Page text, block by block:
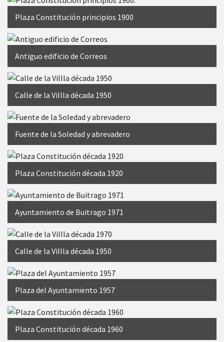
Plaza Constitución principios 1900
Antiguo edificio de Correos
Calle de la Villla década 1950
Fuente de la Soledad y abrevadero
Plaza Constitución década 1920
Ayuntamiento de Buitrago 1971
Calle de la Villla década 1950
Plaza del Ayuntamiento 1957
Plaza Constitución década 1960